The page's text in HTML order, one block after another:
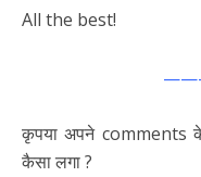
All the best!
कृपया अपने comments
कैसा लगा ?